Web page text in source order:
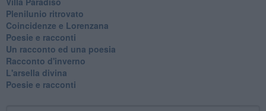
Plenilunio ritrovato
Coincidenze e Lorenzana
Poesie e racconti
Un racconto ed una poesia
Racconto d'inverno
​L'arsella divina
Poesie e racconti